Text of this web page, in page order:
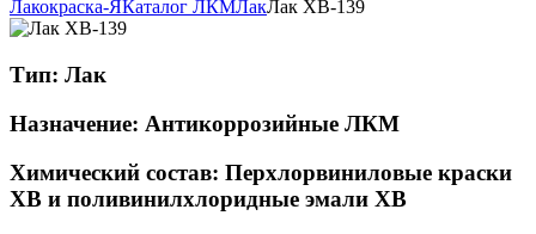
Лакокраска-ЯКаталог ЛКМЛакЛак ХВ-139
Тип: Лак
Назначение: Антикоррозийные ЛКМ
Химический состав: Перхлорвиниловые краски
ХВ и поливинилхлоридные эмали ХВ